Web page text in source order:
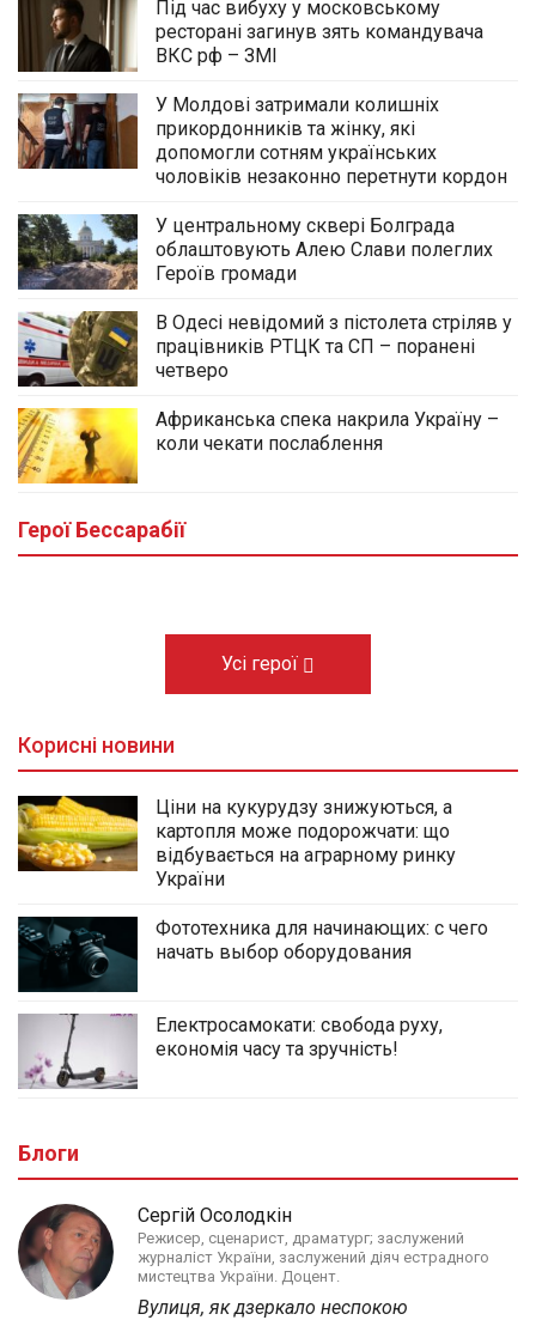
Під час вибуху у московському
ресторані загинув зять командувача
ВКС рф – ЗМІ
У Молдові затримали колишніх
прикордонників та жінку, які
допомогли сотням українських
чоловіків незаконно перетнути кордон
У центральному сквері Болграда
облаштовують Алею Слави полеглих
Героїв громади
В Одесі невідомий з пістолета стріляв у
працівників РТЦК та СП – поранені
четверо
Африканська спека накрила Україну –
коли чекати послаблення
Герої Бессарабії
У центральному сквері Болграда
облаштовують Алею Слави полеглих
Героїв громади
03.08.2026
Усі герої
Корисні новини
Ціни на кукурудзу знижуються, а
картопля може подорожчати: що
відбувається на аграрному ринку
України
Фототехника для начинающих: с чего
начать выбор оборудования
Електросамокати: свобода руху,
економія часу та зручність!
Блоги
Сергій Осолодкін
Режисер, сценарист, драматург; заслужений
журналіст України, заслужений діяч естрадного
мистецтва України. Доцент.
Вулиця, як дзеркало неспокою